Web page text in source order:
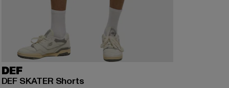
DEF
DEF SKATER Shorts